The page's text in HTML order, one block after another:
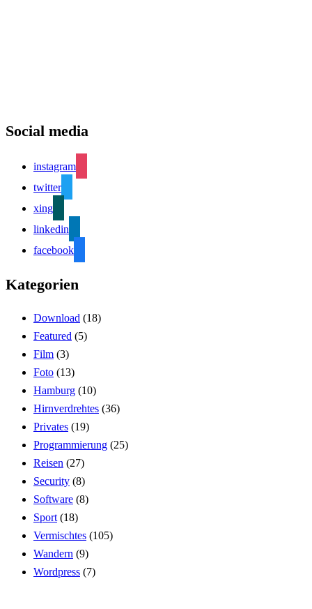
Social media
instagram
twitter
xing
linkedin
facebook
Kategorien
Download (18)
Featured (5)
Film (3)
Foto (13)
Hamburg (10)
Hirnverdrehtes (36)
Privates (19)
Programmierung (25)
Reisen (27)
Security (8)
Software (8)
Sport (18)
Vermischtes (105)
Wandern (9)
Wordpress (7)